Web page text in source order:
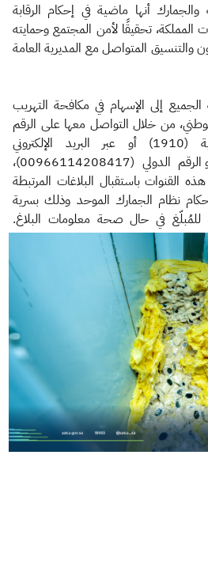
والجمارك أنها ماضية في إحكام الرقابة
المملكة، تحقيقًا لأمن المجتمع وحمايته
والتنسيق المتواصل مع المديرية العامة
إلى الإسهام في مكافحة التهريب
من خلال التواصل معها على الرقم
المخصص للبلاغات الأمنية (1910) أو عبر البريد الإلكتروني
(1910@zatca.gov.sa)أو الرقم الدولي (00966114208417)،
القنوات باستقبال البلاغات المرتبطة
نظام الجمارك الموحد وذلك بسرية
للمُبلّغ في حال صحة معلومات البلاغ.